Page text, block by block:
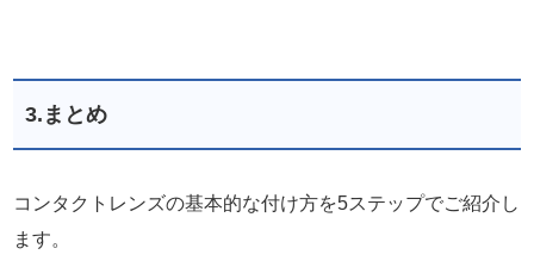
3.まとめ
コンタクトレンズの基本的な付け方を5ステップでご紹介し
ます。